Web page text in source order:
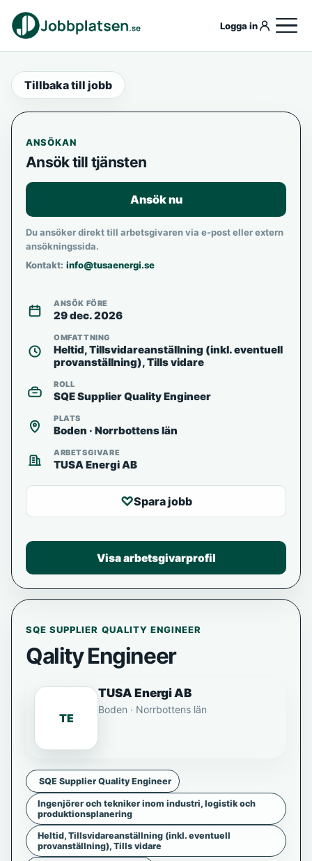
Logga in
Tillbaka till jobb
SQE SUPPLIER QUALITY ENGINEER
Qality Engineer
TE
TUSA Energi AB
Boden · Norrbottens län
SQE Supplier Quality Engineer
Ingenjörer och tekniker inom industri, logistik och
produktionsplanering
Heltid, Tillsvidareanställning (inkl. eventuell
provanställning), Tills vidare
ANSÖKAN
Ansök till tjänsten
Ansök nu
Du ansöker direkt till arbetsgivaren via e-post eller extern
ansökningssida.
Kontakt: info@tusaenergi.se
ANSÖK FÖRE
29 dec. 2026
OMFATTNING
Heltid, Tillsvidareanställning (inkl. eventuell
provanställning), Tills vidare
ROLL
SQE Supplier Quality Engineer
PLATS
Boden · Norrbottens län
ARBETSGIVARE
TUSA Energi AB
♡Spara jobb
Visa arbetsgivarprofil